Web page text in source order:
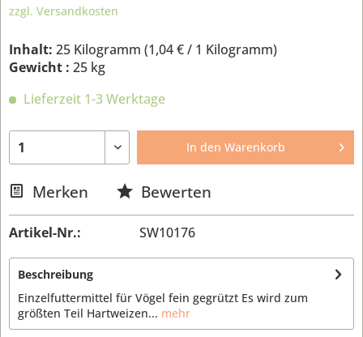
zzgl. Versandkosten
Inhalt: 25 Kilogramm (1,04 €/ 1 Kilogramm)
Gewicht : 25 kg
Lieferzeit 1-3 Werktage
In den Warenkorb
Merken Bewerten
Artikel-Nr.: SW10176
Beschreibung
Einzelfuttermittel für Vögel fein gegrützt Es wird zum
größten Teil Hartweizen... mehr